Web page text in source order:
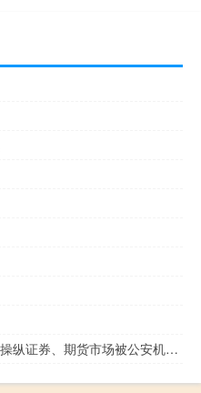
中恒电气：实控人朱国锭因涉嫌操纵证券、期货市场被公安机关采取监视居住措施